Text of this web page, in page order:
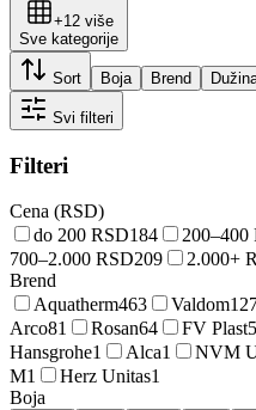
+12više
Sve kategorije
Sort Boja Brend
Svi filteri
Filteri
Cena (RSD)
do 200 RSD184 200–400
700–2.000 RSD209 2.000+
Brend
Aquatherm463 Valdom
Arco81 Rosan64 FV Plast
Hansgrohe1 Alca1 NVM
M1 Herz Unitas1
Boja